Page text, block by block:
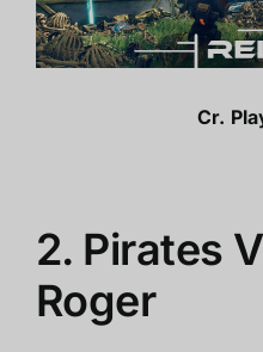
Cr.
2. Pirates
Roger